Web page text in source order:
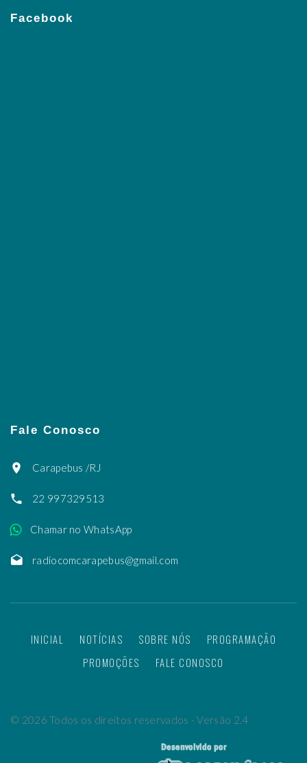
Facebook
Fale Conosco
Carapebus /RJ
22 997329513
Chamar no WhatsApp
radiocomcarapebus@gmail.com
INICIAL NOTÍCIAS SOBRE NÓS
PROGRAMAÇÃO
PROMOÇÕES
FALE CONOSCO
© 2026 Todos os direitos reservados - Versão 2.4